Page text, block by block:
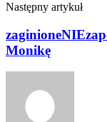
Następny artykuł
Monikę